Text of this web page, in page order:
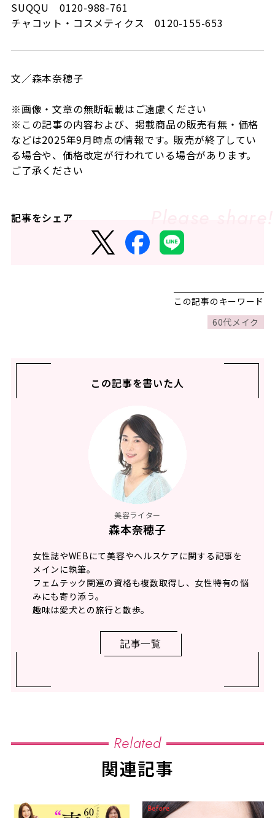
SUQQU 0120-988-761
チャコット・コスメティクス 0120-155-653
文／森本奈穂子
※画像・文章の無断転載はご遠慮ください
※この記事の内容および、掲載商品の販売有無・価格
などは2025年9月時点の情報です。販売が終了してい
る場合や、価格改定が行われている場合があります。
ご了承ください
記事をシェア
この記事のキーワード
60代メイク
この記事を書いた人
美容ライター
森本奈穂子
女性誌やWEBにて美容やヘルスケアに関する記事を
メインに執筆。
フェムテック関連の資格も複数取得し、女性特有の悩
みにも寄り添う。
趣味は愛犬との旅行と散歩。
記事一覧
Related
関連記事